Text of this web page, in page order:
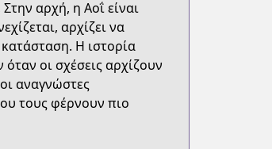
αρχή, η Αοΐ είναι
αρχίζει να
Η ιστορία
οι σχέσεις αρχίζουν
αναγνώστες
τους φέρνουν πιο